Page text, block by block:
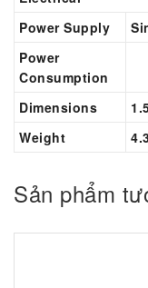
Power Supply
Power
Consumption
Dimensions
Weight
Sản phẩm